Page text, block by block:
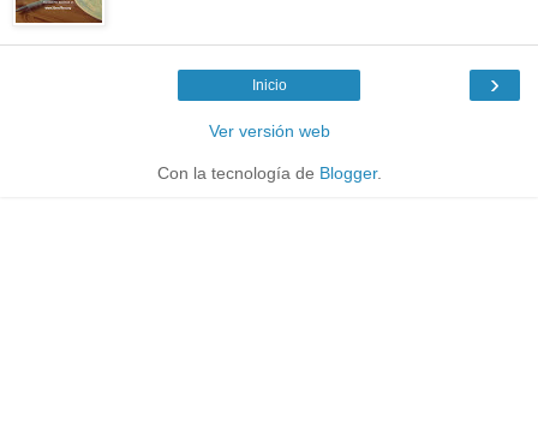
›
Inicio
Ver versión web
Con la tecnología de Blogger.